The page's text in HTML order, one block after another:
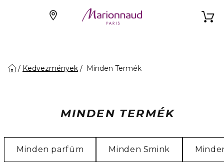
Kedvezmények Minden Termék
MINDEN TERMÉK
Minden parfüm Minden Smink